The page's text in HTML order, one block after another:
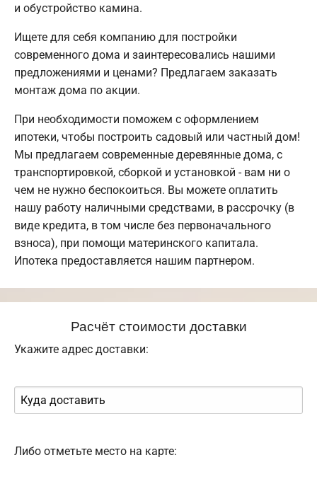
и обустройство камина.
Ищете для себя компанию для постройки
современного дома и заинтересовались нашими
предложениями и ценами? Предлагаем заказать
монтаж дома по акции.
При необходимости поможем с оформлением
ипотеки, чтобы построить садовый или частный дом!
Мы предлагаем современные деревянные дома, с
транспортировкой, сборкой и установкой - вам ни о
чем не нужно беспокоиться. Вы можете оплатить
нашу работу наличными средствами, в рассрочку (в
виде кредита, в том числе без первоначального
взноса), при помощи материнского капитала.
Ипотека предоставляется нашим партнером.
Расчёт стоимости доставки
Укажите адрес доставки:
Либо отметьте место на карте: